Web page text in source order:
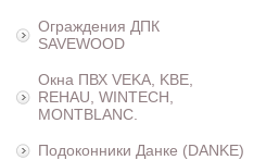
Ограждения ДПК
SAVEWOOD
Окна ПВХ VEKA, KBE,
REHAU, WINTECH,
MONTBLANC.
Подоконники Данке (DANKE)